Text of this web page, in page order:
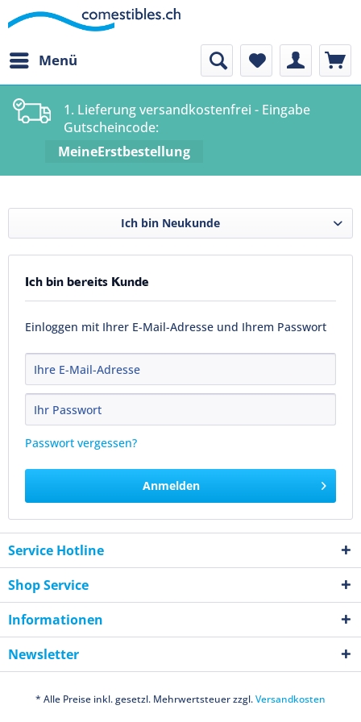
Menü
1. Lieferung versandkostenfrei - Eingabe
Gutscheincode:
MeineErstbestellung
Ich bin Neukunde
Ich bin bereits Kunde
Einloggen mit Ihrer E-Mail-Adresse und Ihrem Passwort
Passwort vergessen?
Anmelden
Service Hotline
Shop Service
Informationen
Newsletter
* Alle Preise inkl. gesetzl. Mehrwertsteuer zzgl.Versandkosten